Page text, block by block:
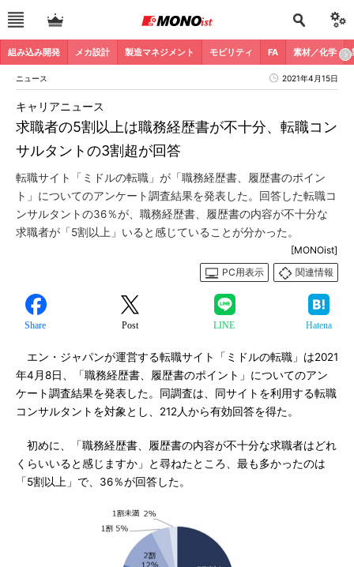
組み込み開発 メカ設計 製造マネジメント モビリティ FA 素材／化学
ニュース 2021年4月15日
求職者の5割以上は職務経歴書が不十分、転職コン
サルタントの3割超が回答
キャリアニュース
転職サイト「ミドルの転職」が「職務経歴書、履歴書のポイン
ト」についてのアンケート調査結果を発表した。回答した転職コ
ンサルタントの36％が、職務経歴書、履歴書の内容が不十分な
求職者が「5割以上」いると感じていることが分かった。
[MONOist]
PC用表示
関連情報
Share Post LINE Hatena
エン・ジャパンが運営する転職サイト「ミドルの転職」は2021
年4月8日、「職務経歴書、履歴書のポイント」についてのアン
ケート調査結果を発表した。同調査は、同サイトを利用する転職
コンサルタントを対象とし、212人から有効回答を得た。
初めに、「職務経歴書、履歴書の内容が不十分な求職者はどれ
くらいいると感じますか」と尋ねたところ、最も多かったのは
「5割以上」で、36％が回答した。